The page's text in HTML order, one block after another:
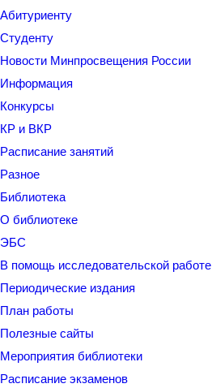
Абитуриенту
Студенту
Новости Минпросвещения России
Информация
Конкурсы
КР и ВКР
Расписание занятий
Разное
Библиотека
О библиотеке
ЭБС
В помощь исследовательской работе
Периодические издания
План работы
Полезные сайты
Мероприятия библиотеки
Расписание экзаменов